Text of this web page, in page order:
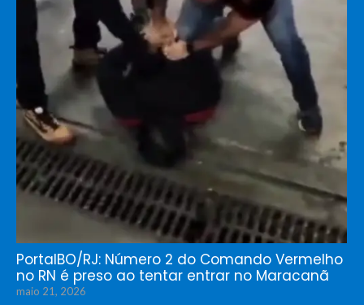
PortalBO/RJ: Número 2 do Comando Vermelho
no RN é preso ao tentar entrar no Maracanã
maio 21, 2026